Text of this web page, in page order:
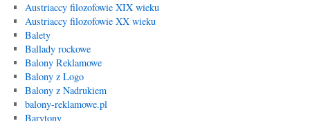
Austriaccy filozofowie XIX wieku
Austriaccy filozofowie XX wieku
Balety
Ballady rockowe
Balony Reklamowe
Balony z Logo
Balony z Nadrukiem
balony-reklamowe.pl
Barytony